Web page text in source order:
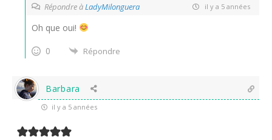
Répondre àLadyMilonguera il y a 5 années
Oh que oui!
0
Répondre
Barbara
il y a 5 années